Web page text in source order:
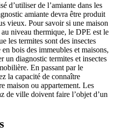
d’utiliser de l’amiante dans les
amiante devra être produit
vieux. Pour savoir si une maison
niveau thermique, le DPE est le
les termites sont des insectes
bois des immeubles et maisons,
un diagnostic termites et insectes
En passant par le
la capacité de connaître
maison ou appartement. Les
de ville doivent faire l’objet d’un